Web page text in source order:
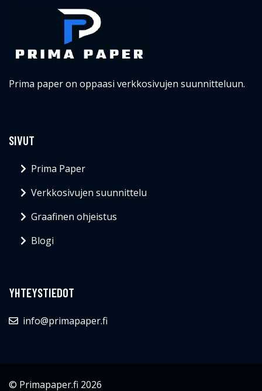
Prima paper on oppaasi verkkosivujen suunnitteluun.
SIVUT
Prima Paper
Verkkosivujen suunnittelu
Graafinen ohjeistus
Blogi
YHTEYSTIEDOT
info@primapaper.fi
© Primapaper.fi 2026